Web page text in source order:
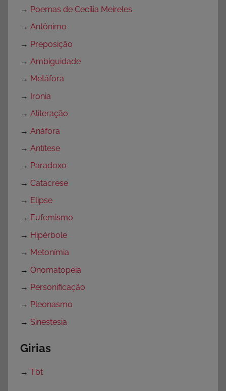
→ Poemas de Cecília Meireles
→ Antônimo
→ Preposição
→ Ambiguidade
→ Metáfora
→ Ironia
→ Aliteração
→ Anáfora
→ Antítese
→ Paradoxo
→ Catacrese
→ Elipse
→ Eufemismo
→ Hipérbole
→ Metonímia
→ Onomatopeia
→ Personificação
→ Pleonasmo
→ Sinestesia
Girias
→ Tbt